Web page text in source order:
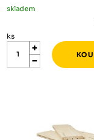
skladem
ks